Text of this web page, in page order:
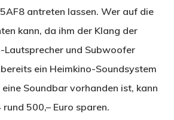
antreten lassen. Wer auf die
kann, da ihm der Klang der
Lautsprecher und Subwoofer
ein Heimkino-Soundsystem
Soundbar vorhanden ist, kann
500,– Euro sparen.